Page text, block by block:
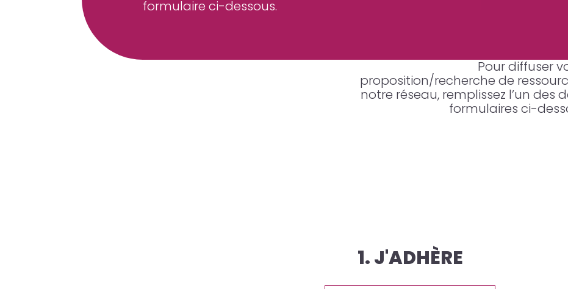
formulaire ci-dessous.
Pour diffuser
proposition/recherche de
notre réseau, remplissez l’un des
formulaires ci-
1. J'ADHÈRE